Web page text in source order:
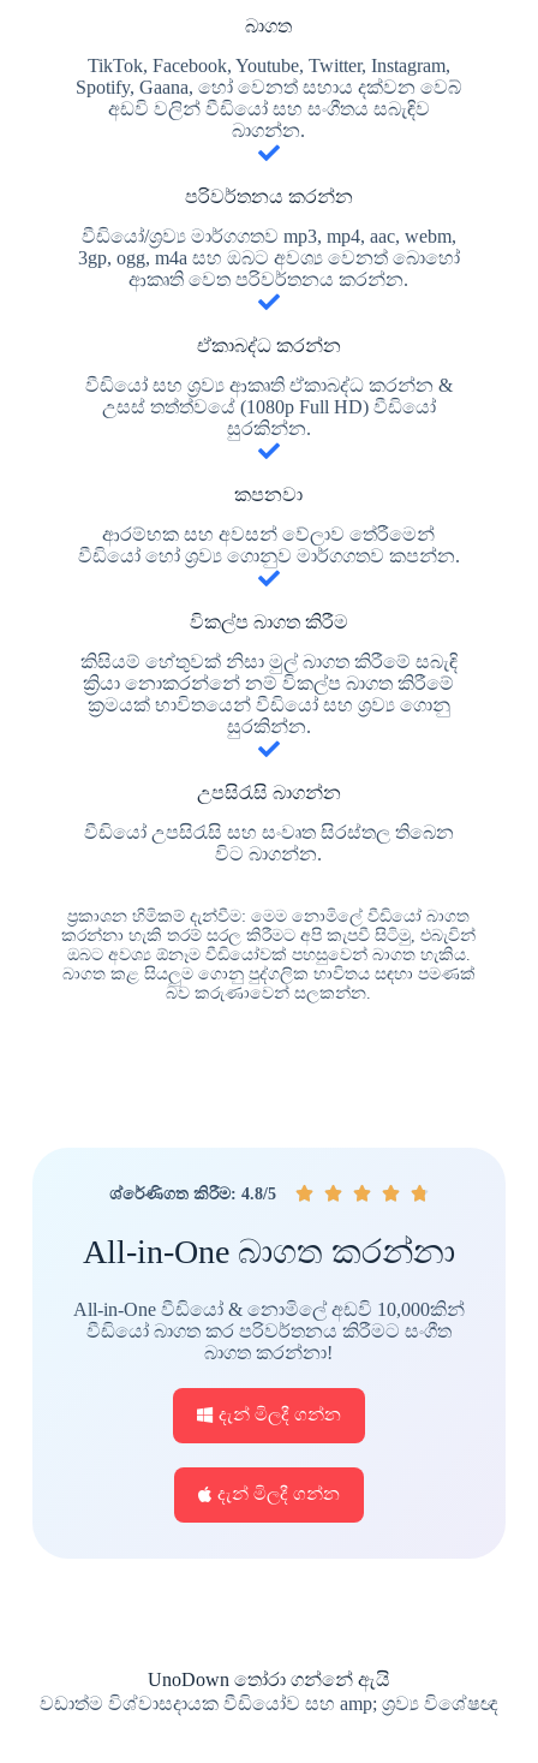
බාගත
TikTok, Facebook, Youtube, Twitter, Instagram,
Spotify, Gaana, හෝ වෙනත් සහාය දක්වන වෙබ්
අඩවි වලින් වීඩියෝ සහ සංගීතය සබැඳිව
බාගන්න.
පරිවර්තනය කරන්න
වීඩියෝ/ශ්‍රව්‍ය මාර්ගගතව mp3, mp4, aac, webm,
3gp, ogg, m4a සහ ඔබට අවශ්‍ය වෙනත් බොහෝ
ආකෘති වෙත පරිවර්තනය කරන්න.
ඒකාබද්ධ කරන්න
වීඩියෝ සහ ශ්‍රව්‍ය ආකෘති ඒකාබද්ධ කරන්න &
උසස් තත්ත්වයේ (1080p Full HD) වීඩියෝ
සුරකින්න.
කපනවා
ආරම්භක සහ අවසන් වේලාව තේරීමෙන්
වීඩියෝ හෝ ශ්‍රව්‍ය ගොනුව මාර්ගගතව කපන්න.
විකල්ප බාගත කිරීම
කිසියම් හේතුවක් නිසා මුල් බාගත කිරීමේ සබැඳි
ක්‍රියා නොකරන්නේ නම් විකල්ප බාගත කිරීමේ
ක්‍රමයක් භාවිතයෙන් වීඩියෝ සහ ශ්‍රව්‍ය ගොනු
සුරකින්න.
උපසිරැසි බාගන්න
වීඩියෝ උපසිරැසි සහ සංවෘත සිරස්තල තිබෙන
විට බාගන්න.
ප්‍රකාශන හිමිකම් දැන්වීම: මෙම නොමිලේ වීඩියෝ බාගත
කරන්නා හැකි තරම් සරල කිරීමට අපි කැපවී සිටිමු, එබැවින්
ඔබට අවශ්‍ය ඕනෑම වීඩියෝවක් පහසුවෙන් බාගත හැකිය.
බාගත කළ සියලුම ගොනු පුද්ගලික භාවිතය සඳහා පමණක්
බව කරුණාවෙන් සලකන්න.
ශ්රේණිගත කිරීම: 4.8/5     
All-in-One බාගත කරන්නා
All-in-One වීඩියෝ & නොමිලේ අඩවි 10,000කින්
වීඩියෝ බාගත කර පරිවර්තනය කිරීමට සංගීත
බාගත කරන්නා!
දැන් මිලදී ගන්න
දැන් මිලදී ගන්න
UnoDown තෝරා ගන්නේ ඇයි
වඩාත්ම විශ්වාසදායක වීඩියෝව සහ amp; ශ්‍රව්‍ය විශේෂඥ